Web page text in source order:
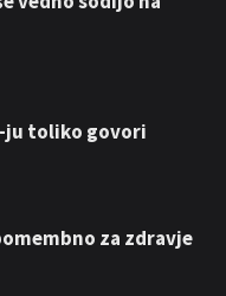
ju toliko govori
za zdravje